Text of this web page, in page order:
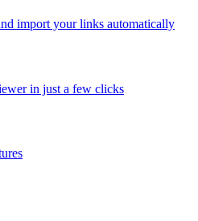
import your links automatically
in just a few clicks